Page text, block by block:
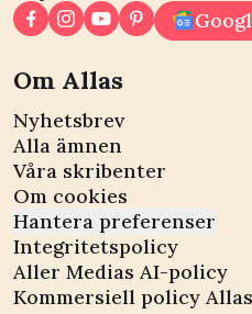
Om Allas
Nyhetsbrev
Alla ämnen
Våra skribenter
Om cookies
Hantera preferenser
Integritetspolicy
Aller Medias AI-policy
Kommersiell policy Allas